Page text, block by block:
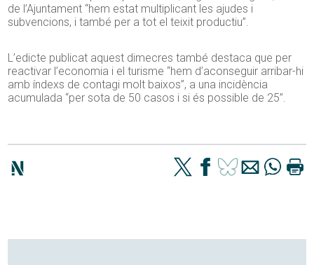
de l’Ajuntament “hem estat multiplicant les ajudes i
subvencions, i també per a tot el teixit productiu”.
L’edicte publicat aquest dimecres també destaca que per
reactivar l’economia i el turisme “hem d’aconseguir arribar-hi
amb índexs de contagi molt baixos”, a una incidència
acumulada “per sota de 50 casos i si és possible de 25”.